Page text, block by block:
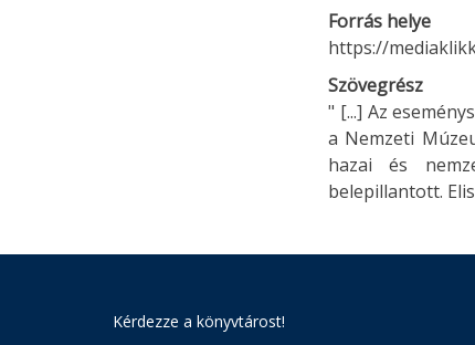
Forrás helye
https://
Szövegrész
" [...] Az
a Nemzeti
hazai és
belepillantott.
Kérdezze a könyvtárost!